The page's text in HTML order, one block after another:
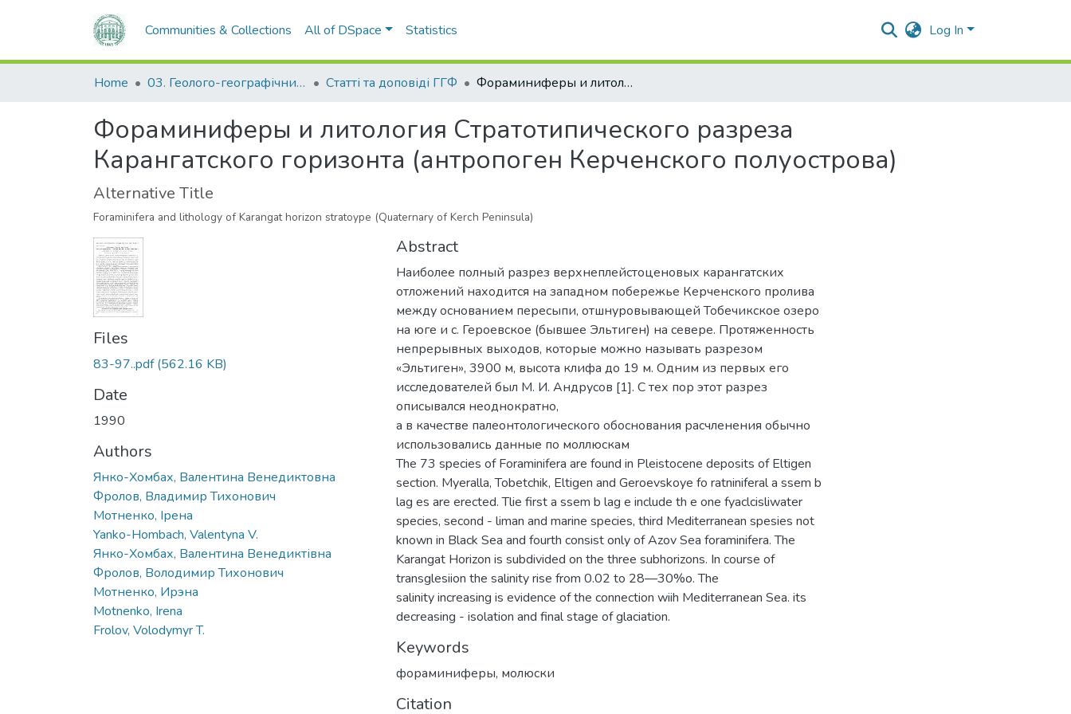
Communities & Collections All of DSpace Statistics Log In
Home 03. Геолого-географічний факультет Статті та доповіді ГГФ Фораминиферы и литология Стратотипического разреза Карангатского горизонта (антропоген Керченского полуострова)
Фораминиферы и литология Стратотипического разреза
Карангатского горизонта (антропоген Керченского полуострова)
Alternative Title
Foraminifera and lithology of Karangat horizon stratoype (Quaternary of Kerch Peninsula)
Files
83-97..pdf(562.16 KB)
Date
1990
Authors
Янко-Хомбах, Валентина Венедиктовна
Фролов, Владимир Тихонович
Мотненко, Ірена
Yanko-Hombach, Valentyna V.
Янко-Хомбах, Валентина Венедиктівна
Фролов, Володимир Тихонович
Мотненко, Ирэна
Motnenko, Irena
Frolov, Volodymyr T.
Abstract
Наиболее полный разрез верхнеплейстоценовых карангатских
отложений находится на западном побережье Керченского пролива
между основанием пересыпи, отшнуровывающей Тобечикское озеро
на юге и с. Героевское (бывшее Эльтиген) на севере. Протяженность
непрерывных выходов, которые можно называть разрезом
«Эльтиген», 3900 м, высота клифа до 19 м. Одним из первых его
исследователей был М. И. Андрусов [1]. С тех пор этот разрез
описывался неоднократно,
а в качестве палеонтологического обоснования расчленения обычно
использовались данные по моллюскам
The 73 species of Foraminifera are found in Pleistocene deposits of Eltigen
section. Myeralla, Tobetchik, Eltigen and Geroevskoye fo ratniniferal a ssem b
lag es are erected. Tlie first a ssem b lag e include th e one fyaclcisliwater
species, second - liman and marine species, third Mediterranean spesies not
known in Black Sea and fourth consist only of Azov Sea foraminifera. The
Karangat Horizon is subdivided on the three subhorizons. In course of
transglesiion the salinity rise from 0.02 to 28—30%o. The
salinity increasing is evidence of the connection wiih Mediterranean Sea. its
decreasing - isolation and final stage of glaciation.
Keywords
фораминиферы, молюски
Citation